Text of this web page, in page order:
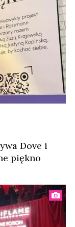
Dove i
piękno